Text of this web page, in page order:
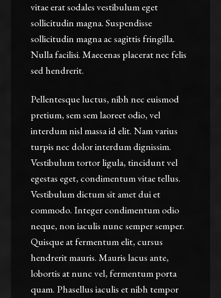
vitae erat sodales vestibulum eget
sollicitudin magna. Suspendisse
sollicitudin magna ac sagittis fringilla.
Nulla facilisi. Maecenas placerat nec felis
sed hendrerit.
Pellentesque luctus, nibh nec euismod
pretium, sem sem laoreet odio, vel
interdum nisl massa id elit. Nam varius
turpis nec dolor interdum dignissim.
Vestibulum tortor ligula, tincidunt vel
egestas eget, condimentum vitae tellus.
Vestibulum dictum sit amet dui et
commodo. Integer condimentum odio
neque, non iaculis nunc semper semper.
Quisque at fermentum elit, cursus
hendrerit mauris. Mauris lacus ante,
lobortis at nunc vel, fermentum porta
quam. Phasellus iaculis et nibh tempor